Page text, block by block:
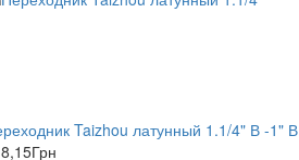
Taizhou латунный 1.1/4" В -1" В
Грн